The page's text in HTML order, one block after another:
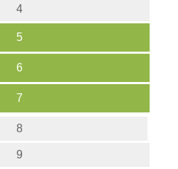
4
5
6
7
8
9